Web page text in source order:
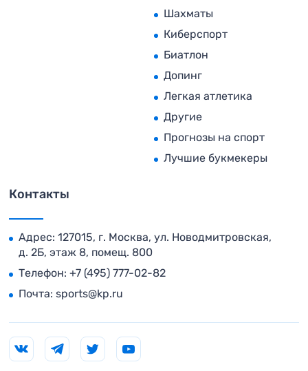
Шахматы
Киберспорт
Биатлон
Допинг
Легкая атлетика
Другие
Прогнозы на спорт
Лучшие букмекеры
Контакты
Адрес: 127015, г. Москва, ул. Новодмитровская,
д. 2Б, этаж 8, помещ. 800
Телефон: +7 (495) 777-02-82
Почта: sports@kp.ru